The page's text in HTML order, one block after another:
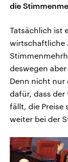
die
Tatsächlich ist
wirtschaftliche
deswegen
Denn nicht nur
dafür, dass der
fällt, die Preise
weiter bei der